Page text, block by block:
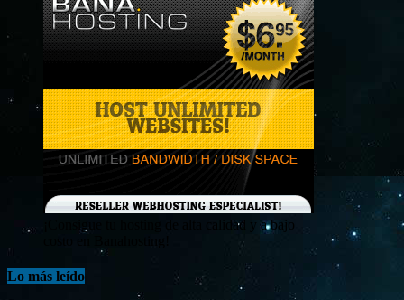
¡Consigue tu hosting de alta calidad y a bajo
Lo más leído